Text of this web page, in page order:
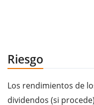
Riesgo
Los rendimientos de
dividendos (si